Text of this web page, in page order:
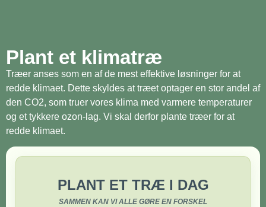
Plant et klimatræ
Træer anses som en af de mest effektive løsninger for at
redde klimaet. Dette skyldes at træet optager en stor andel af
den CO2, som truer vores klima med varmere temperaturer
og et tykkere ozon-lag. Vi skal derfor plante træer for at
redde klimaet.
PLANT ET TRÆ I DAG
SAMMEN KAN VI ALLE GØRE EN FORSKEL